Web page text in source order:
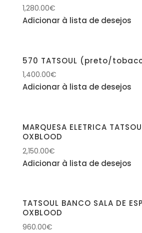
1,280.00€
Adicionar à lista de desejos
570 TATSOUL (preto/
1,400.00€
Adicionar à lista de desejos
MARQUESA ELETRICA
OXBLOOD
2,150.00€
Adicionar à lista de desejos
TATSOUL BANCO SALA DE
OXBLOOD
960.00€